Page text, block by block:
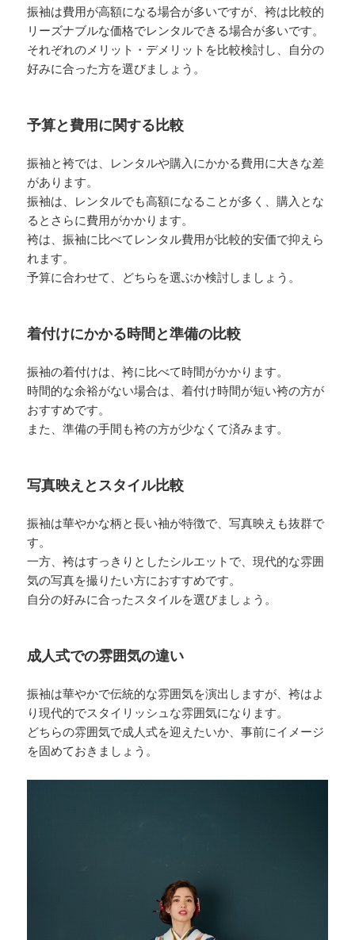
振袖は費用が高額になる場合が多いですが、袴は比較的
リーズナブルな価格でレンタルできる場合が多いです。
それぞれのメリット・デメリットを比較検討し、自分の
好みに合った方を選びましょう。
予算と費用に関する比較
振袖と袴では、レンタルや購入にかかる費用に大きな差
があります。
振袖は、レンタルでも高額になることが多く、購入とな
るとさらに費用がかかります。
袴は、振袖に比べてレンタル費用が比較的安価で抑えら
れます。
予算に合わせて、どちらを選ぶか検討しましょう。
着付けにかかる時間と準備の比較
振袖の着付けは、袴に比べて時間がかかります。
時間的な余裕がない場合は、着付け時間が短い袴の方が
おすすめです。
また、準備の手間も袴の方が少なくて済みます。
写真映えとスタイル比較
振袖は華やかな柄と長い袖が特徴で、写真映えも抜群で
す。
一方、袴はすっきりとしたシルエットで、現代的な雰囲
気の写真を撮りたい方におすすめです。
自分の好みに合ったスタイルを選びましょう。
成人式での雰囲気の違い
振袖は華やかで伝統的な雰囲気を演出しますが、袴はよ
り現代的でスタイリッシュな雰囲気になります。
どちらの雰囲気で成人式を迎えたいか、事前にイメージ
を固めておきましょう。